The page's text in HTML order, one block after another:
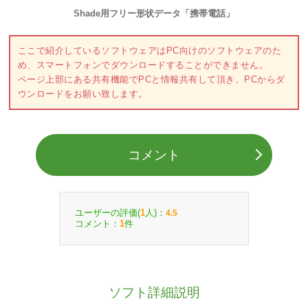
Shade用フリー形状データ「携帯電話」
ここで紹介しているソフトウェアはPC向けのソフトウェアのた
め、スマートフォンでダウンロードすることができません。
ページ上部にある共有機能でPCと情報共有して頂き、PCからダ
ウンロードをお願い致します。
コメント
ユーザーの評価(1 人)： 4.5
コメント： 1件
ソフト詳細説明